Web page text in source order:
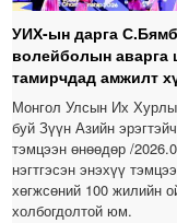
УИХ-ын дарга
волейболын аварга
тамирчдад амжилт
Монгол Улсын Их
буй Зүүн Азийн
тэмцээн өнөөдөр /
нэгтгэсэн энэхүү
хөгжсөний 100 жилийн
холбогдолтой юм.